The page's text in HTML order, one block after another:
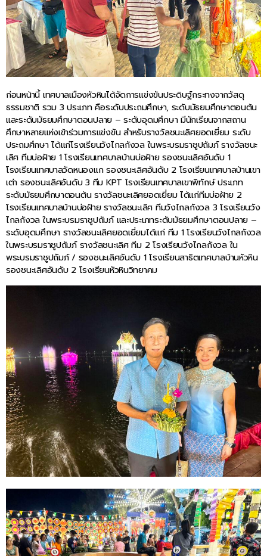
ก่อนหน้านี้ เทศบาลเมืองหัวหินได้จัดการแข่งขันประดิษฐ์กระทงจากวัสดุ
ธรรมชาติ รวม 3 ประเภท คือระดับประถมศึกษา, ระดับมัธยมศึกษาตอนต้น
และระดับมัธยมศึกษาตอนปลาย – ระดับอุดมศึกษา มีนักเรียนจากสถาน
ศึกษาหลายแห่งเข้าร่วมการแข่งขัน สำหรับรางวัลชนะเลิศยอดเยี่ยม ระดับ
ประถมศึกษา ได้แก่โรงเรียนวังไกลกังวล ในพระบรมราชูปถัมภ์ รางวัลชนะ
เลิศ ทีมบ่อฝ้าย 1 โรงเรียนเทศบาลบ้านบ่อฝ้าย รองชนะเลิศอันดับ 1
โรงเรียนเทศบาลวัดหนองแก รองชนะเลิศอันดับ 2 โรงเรียนเทศบาลบ้านเขา
เต่า รองชนะเลิศอันดับ 3 ทีม KPT โรงเรียนเทศบาลเขาพิทักษ์ ประเภท
ระดับมัธยมศึกษาตอนต้น รางวัลชนะเลิศยอดเยี่ยม ได้แก่ทีมบ่อฝ้าย 2
โรงเรียนเทศบาลบ้านบ่อฝ้าย รางวัลชนะเลิศ ทีมวังไกลกังวล 3 โรงเรียนวัง
ไกลกังวล ในพระบรมราชูปถัมภ์ และประเภทระดับมัธยมศึกษาตอนปลาย –
ระดับอุดมศึกษา รางวัลชนะเลิศยอดเยี่ยมได้แก่ ทีม 1 โรงเรียนวังไกลกังวล
ในพระบรมราชูปถัมภ์ รางวัลชนะเลิศ ทีม 2 โรงเรียนวังไกลกังวล ใน
พระบรมราชูปถัมภ์ / รองชนะเลิศอันดับ 1 โรงเรียนสาธิตเทศบาลบ้านหัวหิน
รองชนะเลิศอันดับ 2 โรงเรียนหัวหินวิทยาคม